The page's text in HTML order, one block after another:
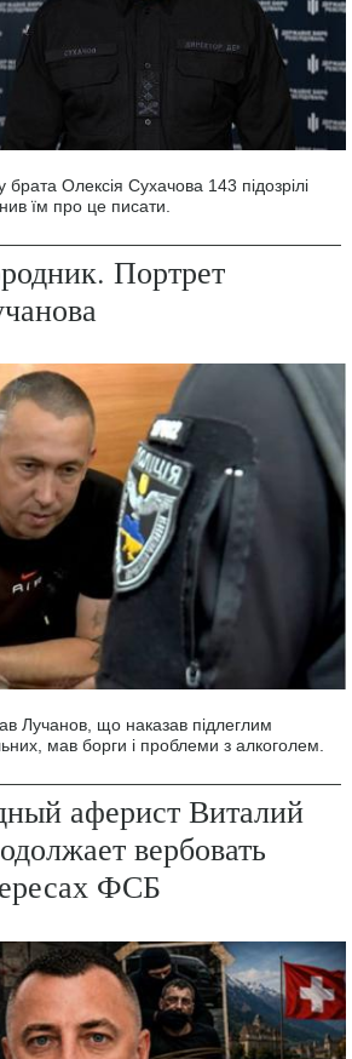
Олексія Сухачова 143 підозрілі
їм про це писати.
Портрет
Лучанов, що наказав підлеглим
мав борги і проблеми з алкоголем.
аферист Виталий
вербовать
ФСБ